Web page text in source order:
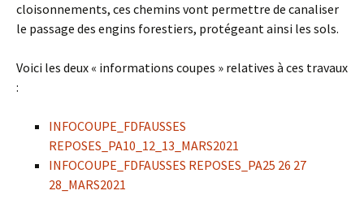
cloisonnements, ces chemins vont permettre de canaliser
le passage des engins forestiers, protégeant ainsi les sols.
Voici les deux « informations coupes » relatives à ces travaux
:
INFOCOUPE_FDFAUSSES
REPOSES_PA10_12_13_MARS2021
INFOCOUPE_FDFAUSSES REPOSES_PA25 26 27
28_MARS2021